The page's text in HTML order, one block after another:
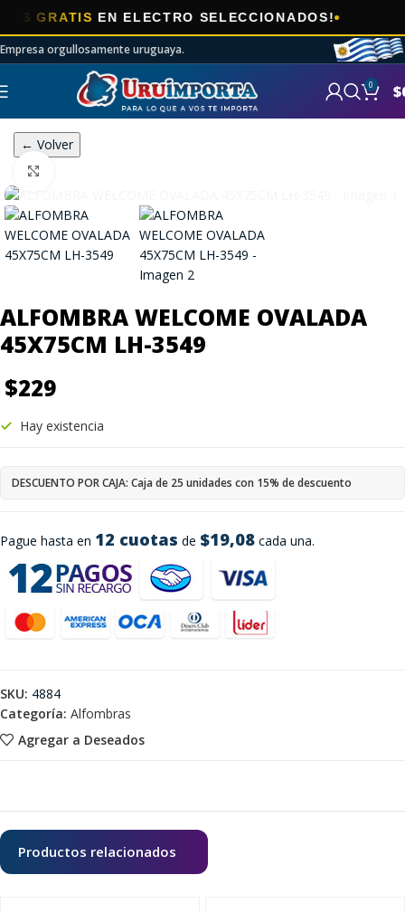
EN ELECTRO SELECCIONADOS!
Empresa orgullosamente uruguaya.
0 $
← Volver
ALFOMBRA WELCOME OVALADA
45X75CM LH-3549
$229
Pague hasta en 12 cuotas de $19,08 cada una.
Hay existencia
DESCUENTO POR CAJA: Caja de 25 unidades con 15% de descuento
Agregar a Deseados
SKU: 4884
Categoría: Alfombras
Productos relacionados